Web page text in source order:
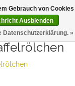
Gebrauch von Cookies
Ausblenden
Datenschutzerklärung. »